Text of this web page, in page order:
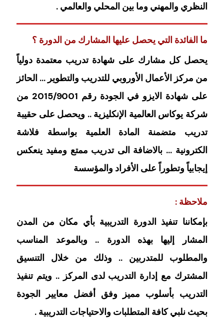
النظري والمهني وما بين المحلي والعالمي .
ما الفائدة التي يحصل عليها المشارك من الدورة ؟
يحصل كل مشارك على شهادة تدريب معتمدة دولياً
من مركز الأعمال الأوروبي للتدريب والتطوير … الحائز
على شهادة الايزو في الجودة رقم 2015/9001 من
شركة يوكاس العالمية الإنكليزية .. ويحصل على حقيبة
تدريب متضمنة المادة العلمية بواسطة فلاشة
الكترونية … بالاضافة الى تدريب ممتع ومفيد ينعكس
إيجابياً وتطوراً على الأفراد والمؤسسة
ملاحظة :
بإمكاننا تنفيذ الدورة التدريبية بأي مكان من المدن
المشار إليها بهذه الدورة .. وبالموعد المناسب
والمطلوب للمتدربين .. وذلك من خلال التنسيق
المشترك مع إدارة التدريب لدى المركز .. ويتم تنفيذ
التدريب بأسلوب مميز وفق أفضل معايير الجودة
بحيث نلبي كافة المتطلبات والاحتياجات التدريبية .